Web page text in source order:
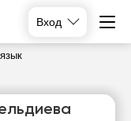
Вход